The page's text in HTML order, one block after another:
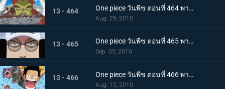
13 - 464 One piece วันพีช ตอนที่ 464 พากย์ไทย ลูกหลานของปีศาจ! ลิตเติ้ลออสจูเนียร์! จู่โจม
Aug. 29, 2010
13 - 465 One piece วันพีช ตอนที่ 465 พากย์ไทย ผู้ชนะเท่านั้นที่ถูกต้อง! แผนของเซ็นโงคุเริ่มออกลาย!
Sep. 05, 2010
13 - 466 One piece วันพีช ตอนที่ 466 พากย์ไทย ทีมหมวกฟางมาถึงแล้ว! สนามรบเดือดถึงขีดสุด
Aug. 12, 2010